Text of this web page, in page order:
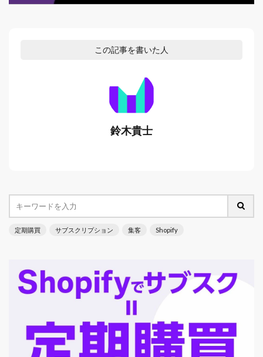
この記事を書いた人
鈴木貴士
定期購買 サブスクリプション 集客 Shopify